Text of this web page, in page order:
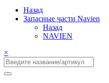
Назад
Запасные части Navien
Назад
NAVIEN
×